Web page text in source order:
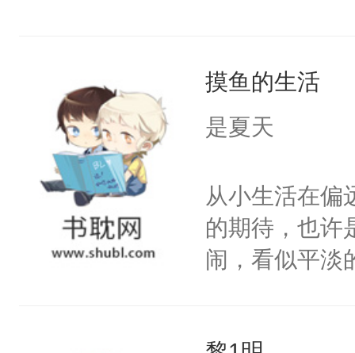
摸鱼的生活
是夏天
从小生活在偏
的期待，也许
闹，看似平淡